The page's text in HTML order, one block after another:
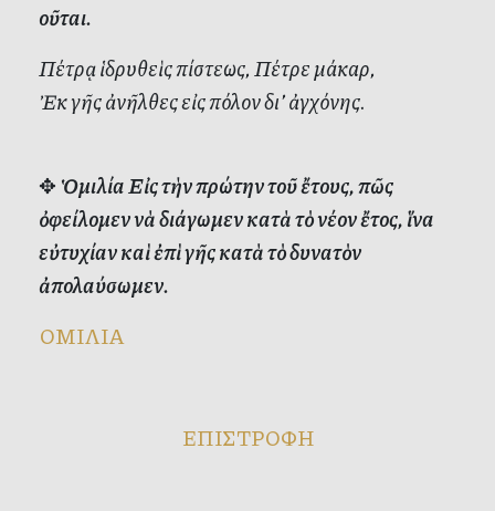
οῦται.
Πέτρᾳ ἱ­δρυ­θεὶς πί­στε­ως, Πέτρε μά­καρ,
Ἐκ γῆς ἀ­νῆλ­θες εἰς πό­λον δι’ ἀγ­χό­νης.
✥ Ὁμιλία Εἰς τὴν πρώτην τοῦ ἔτους, πῶς
ὀφείλομεν νὰ διάγωμεν κατὰ τὸ νέον ἔτος, ἵνα
εὐτυχίαν καὶ ἐπὶ γῆς κατὰ τὸ δυνατὸν
ἀπολαύσωμεν.
ΟΜΙΛΙΑ
ΕΠΙΣΤΡΟΦΗ